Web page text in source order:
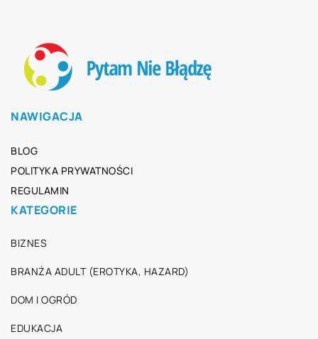
NAWIGACJA
BLOG
POLITYKA PRYWATNOŚCI
REGULAMIN
KATEGORIE
BIZNES
BRANŻA ADULT (EROTYKA, HAZARD)
DOM I OGRÓD
EDUKACJA